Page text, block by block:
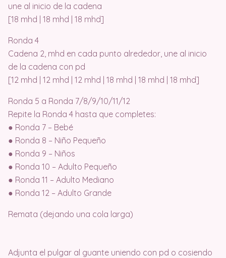
une al inicio de la cadena
[18 mhd | 18 mhd | 18 mhd]
Ronda 4
Cadena 2, mhd en cada punto alrededor, une al inicio
de la cadena con pd
[12 mhd | 12 mhd | 12 mhd | 18 mhd | 18 mhd | 18 mhd]
Ronda 5 a Ronda 7/8/9/10/11/12
Repite la Ronda 4 hasta que completes:
● Ronda 7 – Bebé
● Ronda 8 – Niño Pequeño
● Ronda 9 – Niños
● Ronda 10 – Adulto Pequeño
● Ronda 11 – Adulto Mediano
● Ronda 12 – Adulto Grande
Remata (dejando una cola larga)
Adjunta el pulgar al guante uniendo con pd o cosiendo